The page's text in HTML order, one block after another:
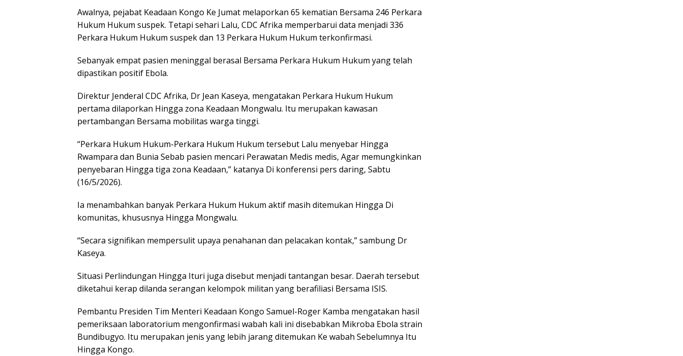
Awalnya, pejabat Keadaan Kongo Ke Jumat melaporkan 65 kematian Bersama 246 Perkara
Hukum Hukum suspek. Tetapi sehari Lalu, CDC Afrika memperbarui data menjadi 336
Perkara Hukum Hukum suspek dan 13 Perkara Hukum Hukum terkonfirmasi.
Sebanyak empat pasien meninggal berasal Bersama Perkara Hukum Hukum yang telah
dipastikan positif Ebola.
Direktur Jenderal CDC Afrika, Dr Jean Kaseya, mengatakan Perkara Hukum Hukum
pertama dilaporkan Hingga zona Keadaan Mongwalu. Itu merupakan kawasan
pertambangan Bersama mobilitas warga tinggi.
“Perkara Hukum Hukum-Perkara Hukum Hukum tersebut Lalu menyebar Hingga
Rwampara dan Bunia Sebab pasien mencari Perawatan Medis medis, Agar memungkinkan
penyebaran Hingga tiga zona Keadaan,” katanya Di konferensi pers daring, Sabtu
(16/5/2026).
Ia menambahkan banyak Perkara Hukum Hukum aktif masih ditemukan Hingga Di
komunitas, khususnya Hingga Mongwalu.
“Secara signifikan mempersulit upaya penahanan dan pelacakan kontak,” sambung Dr
Kaseya.
Situasi Perlindungan Hingga Ituri juga disebut menjadi tantangan besar. Daerah tersebut
diketahui kerap dilanda serangan kelompok militan yang berafiliasi Bersama ISIS.
Pembantu Presiden Tim Menteri Keadaan Kongo Samuel-Roger Kamba mengatakan hasil
pemeriksaan laboratorium mengonfirmasi wabah kali ini disebabkan Mikroba Ebola strain
Bundibugyo. Itu merupakan jenis yang lebih jarang ditemukan Ke wabah Sebelumnya Itu
Hingga Kongo.